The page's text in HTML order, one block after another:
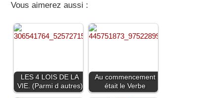
Vous aimerez aussi :
LES 4 LOIS DE LA
VIE. (Parmi d autres)
Au commencement
était le Verbe